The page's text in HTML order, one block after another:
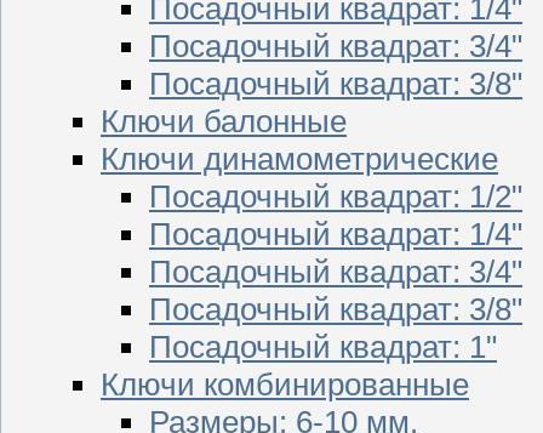
Посадочный квадрат: 1/4"
Посадочный квадрат: 3/4"
Посадочный квадрат: 3/8"
Ключи балонные
Ключи динамометрические
Посадочный квадрат: 1/2"
Посадочный квадрат: 1/4"
Посадочный квадрат: 3/4"
Посадочный квадрат: 3/8"
Посадочный квадрат: 1"
Ключи комбинированные
Размеры: 6-10 мм.